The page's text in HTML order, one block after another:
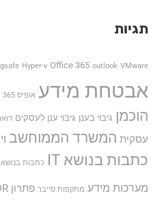
תגיות
gsafe Hyper-v Office 365 outlook VMware
אבטחת מידע אופיס 365
הוכמן גיבוי בענן גיבוי ענן לעסקים
עסקית המשרד הממוחשב
כתבות בנושא IT כתבות
מערכות מידע מתקפות סייבר פתרון DR